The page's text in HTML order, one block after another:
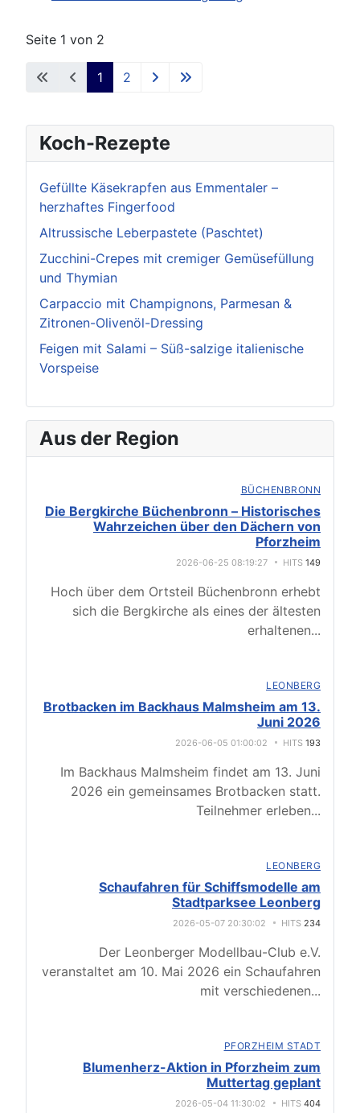
Seite 1 von 2
1 2
Koch-Rezepte
Gefüllte Käsekrapfen aus Emmentaler –
herzhaftes Fingerfood
Altrussische Leberpastete (Paschtet)
Zucchini-Crepes mit cremiger Gemüsefüllung
und Thymian
Carpaccio mit Champignons, Parmesan &
Zitronen-Olivenöl-Dressing
Feigen mit Salami – Süß-salzige italienische
Vorspeise
Aus der Region
BÜCHENBRONN
Die Bergkirche Büchenbronn – Historisches
Wahrzeichen über den Dächern von
Pforzheim
2026-06-25 08:19:27 HITS 149
Hoch über dem Ortsteil Büchenbronn erhebt
sich die Bergkirche als eines der ältesten
erhaltenen...
LEONBERG
Brotbacken im Backhaus Malmsheim am 13.
Juni 2026
2026-06-05 01:00:02 HITS 193
Im Backhaus Malmsheim findet am 13. Juni
2026 ein gemeinsames Brotbacken statt.
Teilnehmer erleben...
LEONBERG
Schaufahren für Schiffsmodelle am
Stadtparksee Leonberg
2026-05-07 20:30:02 HITS 234
Der Leonberger Modellbau-Club e.V.
veranstaltet am 10. Mai 2026 ein Schaufahren
mit verschiedenen...
PFORZHEIM STADT
Blumenherz-Aktion in Pforzheim zum
Muttertag geplant
2026-05-04 11:30:02 HITS 404